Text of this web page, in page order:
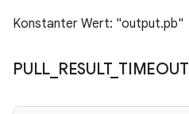
Konstanter Wert: "output.pb"
PULL RESULT_ TIMEOUT